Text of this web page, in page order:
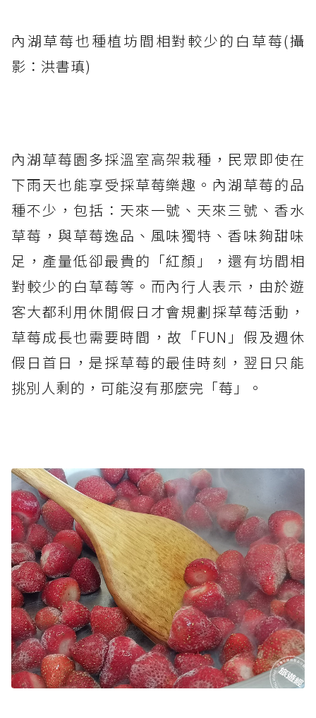
內湖草莓也種植坊間相對較少的白草莓(攝
影：洪書瑱)
內湖草莓園多採溫室高架栽種，民眾即使在
下雨天也能享受採草莓樂趣。內湖草莓的品
種不少，包括：天來一號、天來三號、香水
草莓，與草莓逸品、風味獨特、香味夠甜味
足，產量低卻最貴的「紅顏」，還有坊間相
對較少的白草莓等。而內行人表示，由於遊
客大都利用休閒假日才會規劃採草莓活動，
草莓成長也需要時間，故「FUN」假及週休
假日首日，是採草莓的最佳時刻，翌日只能
挑別人剩的，可能沒有那麼完「莓」。